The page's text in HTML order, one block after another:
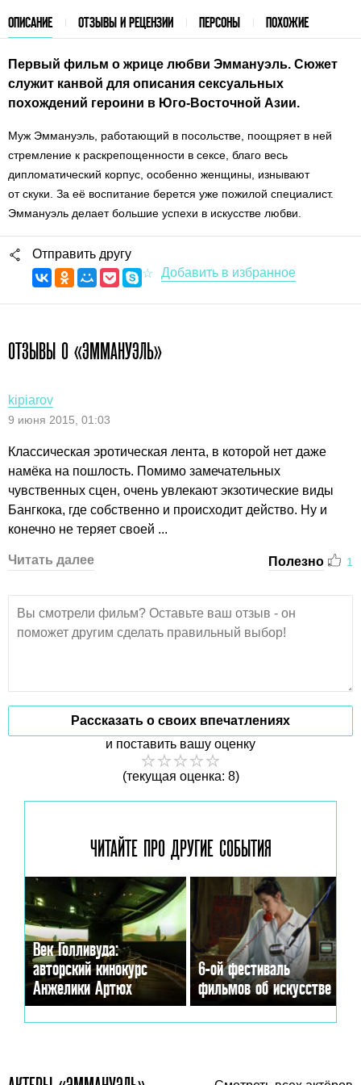
ОПИСАНИЕ ОТЗЫВЫ И РЕЦЕНЗИИ ПЕРСОНЫ ПОХОЖИЕ
Первый фильм о жрице любви Эммануэль. Сюжет
служит канвой для описания сексуальных
похождений героини в Юго-Восточной Азии.
Муж Эммануэль, работающий в посольстве, поощряет в ней
стремление к раскрепощенности в сексе, благо весь
дипломатический корпус, особенно женщины, изнывают
от скуки. За её воспитание берется уже пожилой специалист.
Эммануэль делает большие успехи в искусстве любви.
Отправить другу
ОТЗЫВЫ О «ЭММАНУЭЛЬ»
kipiarov
9 июня 2015, 01:03
Классическая эротическая лента, в которой нет даже
намёка на пошлость. Помимо замечательных
чувственных сцен, очень увлекают экзотические виды
Бангкока, где собственно и происходит действо. Ну и
конечно не теряет своей ...
Читать далее Полезно 1
Рассказать о своих впечатлениях
и поставить вашу оценку
(текущая оценка: 8)
ЧИТАЙТЕ ПРО ДРУГИЕ СОБЫТИЯ
Век Голливуда:
авторский кинокурс
Анжелики Артюх
6-ой фестиваль
фильмов об искусстве